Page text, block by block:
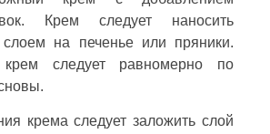
Крем следует наносить
на печенье или пряники.
крем следует равномерно по
крема следует заложить слой